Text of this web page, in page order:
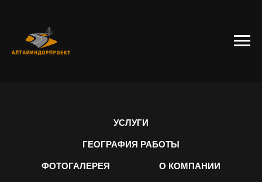
УСЛУГИ
ГЕОГРАФИЯ РАБОТЫ
ФОТОГАЛЕРЕЯ О КОМПАНИИ